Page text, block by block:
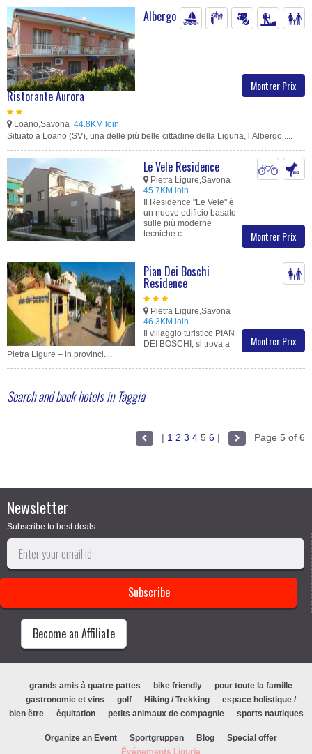
Montrer Prix
Albergo
Ristorante Aurora
Loano,Savona 44.8KM loin
Situato a Loano (SV), una delle più belle cittadine della Liguria, l’Albergo ....
Montrer Prix
Le Vele Residence
Pietra Ligure,Savona
45.7KM loin
Il Residence "Le Vele" è
un nuovo edificio basato
sulle più moderne
tecniche c....
Montrer Prix
Pian Dei Boschi
Residence
Pietra Ligure,Savona
46.3KM loin
Il villaggio turistico PIAN
DEI BOSCHI, si trova a
Pietra Ligure – in provinci....
Search and book hotels in Taggia
| 1 2 3 4 5 6 | Page 5 of 6
Newsletter
Subscribe to best deals
Become an Affiliate
grands amis à quatre pattes bike friendly
pour toute la famille
gastronomie et vins
golf Hiking / Trekking
espace holistique /
bien être
équitation petits animaux de compagnie sports nautiques
Organize an Event Sportgruppen Blog
Special offer
Événements Ligurie